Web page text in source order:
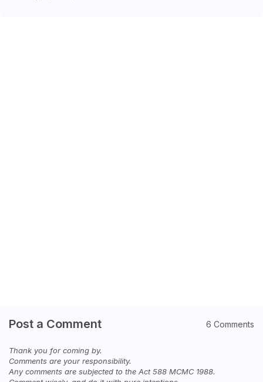
Post a Comment 6 Comments
Thank you for coming by.
Comments are your responsibility.
Any comments are subjected to the Act 588 MCMC 1988.